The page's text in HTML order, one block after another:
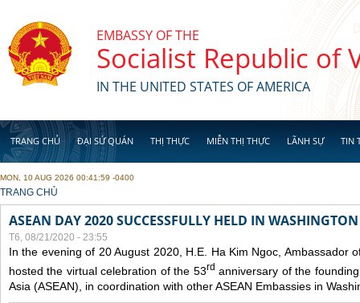
EMBASSY OF THE
Socialist Republic of
IN THE UNITED STATES OF AMERICA
TRANG CHỦ ĐẠI SỨ QUÁN THỊ THỰC MIỄN THỊ THỰC LÃNH SỰ TIN
MON, 10 AUG 2026 00:41:59 -0400
YOU ARE HERE
TRANG CHỦ
ASEAN DAY 2020 SUCCESSFULLY HELD IN
T6, 08/21/2020 - 23:55
In the evening of 20 August 2020, H.E. Ha Kim Ngoc, Ambassador
hosted the virtual celebration of the 53rd anniversary of the
Asia (ASEAN), in coordination with other ASEAN Embassies in